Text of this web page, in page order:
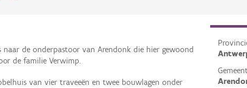
naar de onderpastoor van Arendonk die hier gewoond
de familie Verwimp.
van vier traveeën en twee bouwlagen onder